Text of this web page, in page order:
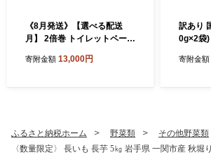
《8月発送》【選べる配送
月】 2倍巻 トイレットペーパ
パック 100m ふるさと納税
一関市
寄附金額 13,000円
訳あり
0g×2袋)
品 お弁
寄附金額
ふるさと納税ホーム 野菜類
その他野菜類
〈数量限定〉 長いも 長芋 5㎏ 岩手県 一関市産 秋堀